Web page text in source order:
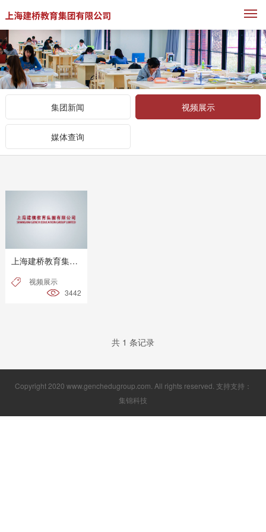
集团新闻 视频展示
媒体查询
上海建桥教育集团有限公司企业宣传片
视频展示
3442
共 1 条记录
Copyright 2020 www.genchedugroup.com. All rights reserved. 支持支持：
集锦科技